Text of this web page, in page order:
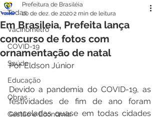
Todas
Vacinômetro
COVID-19
Saúde
Educação
Obras
Gestão e Economia
Em Brasileia, Prefeita lança
concurso de fotos com
ornamentação de natal
Prefeitura de Brasiléia
20 de dez. de 20202 min de leitura
Por Eldson Júnior
Devido a pandemia do COVID-19, as
festividades de fim de ano foram
canceladas quase em todas cidades